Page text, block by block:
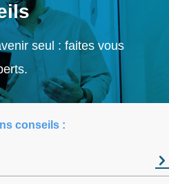
seul : faites vous
conseils :